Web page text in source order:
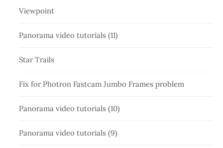
Viewpoint
Panorama video tutorials (11)
Star Trails
Fix for Photron Fastcam Jumbo Frames problem
Panorama video tutorials (10)
Panorama video tutorials (9)